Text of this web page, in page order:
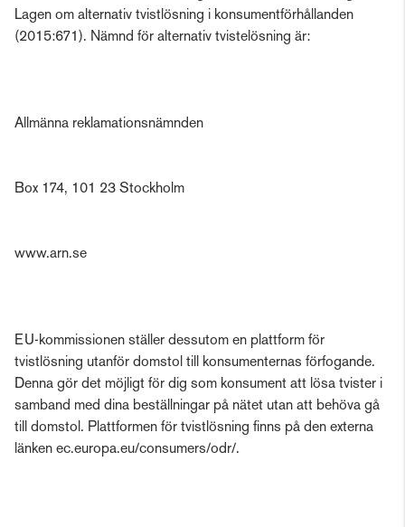
Lagen om alternativ tvistlösning i konsumentförhållanden
(2015:671). Nämnd för alternativ tvistelösning är:
Allmänna reklamationsnämnden
Box 174, 101 23 Stockholm
www.arn.se
EU-kommissionen ställer dessutom en plattform för
tvistlösning utanför domstol till konsumenternas förfogande.
Denna gör det möjligt för dig som konsument att lösa tvister i
samband med dina beställningar på nätet utan att behöva gå
till domstol. Plattformen för tvistlösning finns på den externa
länken ec.europa.eu/consumers/odr/.